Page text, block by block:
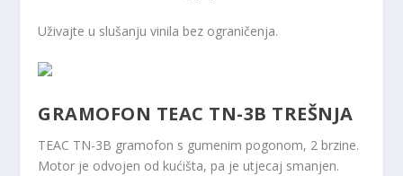
Uživajte u slušanju vinila bez ograničenja.
GRAMOFON TEAC TN-3B TREŠNJA
TEAC TN-3B gramofon s gumenim pogonom, 2 brzine.
Motor je odvojen od kućišta, pa je utjecaj smanjen.